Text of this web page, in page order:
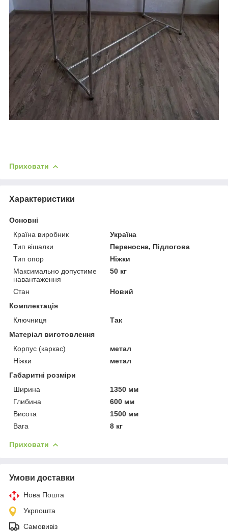
Приховати
Характеристики
Основні
Країна виробник
Україна
Тип вішалки
Переносна, Підлогова
Тип опор
Ніжки
Максимально допустиме
навантаження
50 кг
Стан
Новий
Комплектація
Ключниця
Так
Матеріал виготовлення
Корпус (каркас)
метал
Ніжки
метал
Габаритні розміри
Ширина
1350 мм
Глибина
600 мм
Висота
1500 мм
Вага
8 кг
Приховати
Умови доставки
Нова Пошта
Укрпошта
Самовивіз